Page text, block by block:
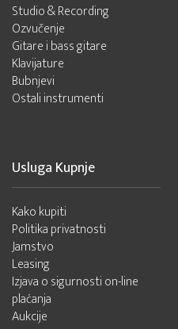
Studio & Recording
Ozvučenje
Gitare i bass gitare
Klavijature
Bubnjevi
Ostali instrumenti
Usluga Kupnje
Kako kupiti
Politika privatnosti
Jamstvo
Leasing
Izjava o sigurnosti on-line
plaćanja
Aukcije